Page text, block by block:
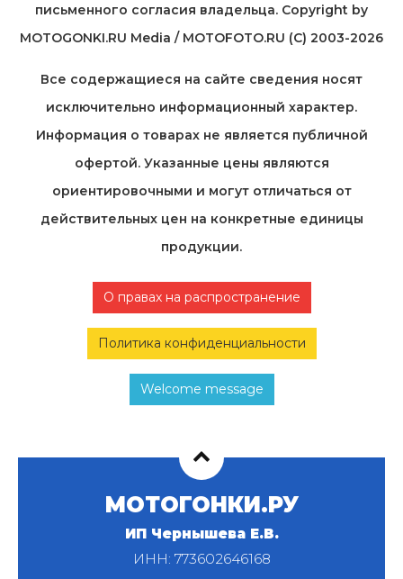
письменного согласия владельца. Copyright by
MOTOGONKI.RU Media / MOTOFOTO.RU (C) 2003-2026
Все содержащиеся на cайте сведения носят
исключительно информационный характер.
Информация о товарах не является публичной
офертой. Указанные цены являются
ориентировочными и могут отличаться от
действительных цен на конкретные единицы
продукции.
О правах на распространение
Политика конфиденциальности
Welcome message
МОТОГОНКИ.РУ
ИП Чернышева Е.В.
ИНН: 773602646168